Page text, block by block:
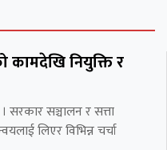
कामदेखि नियुक्ति र
सरकार सञ्चालन र सत्ता
लिएर विभिन्न चर्चा